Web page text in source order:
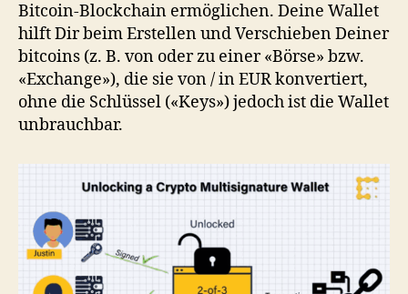
Bitcoin-Blockchain ermöglichen. Deine Wallet
hilft Dir beim Erstellen und Verschieben Deiner
bitcoins (z. B. von oder zu einer «Börse» bzw.
«Exchange»), die sie von / in EUR konvertiert,
ohne die Schlüssel («Keys») jedoch ist die Wallet
unbrauchbar.